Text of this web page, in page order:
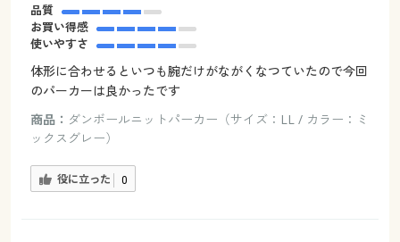
品質
お買い得感
使いやすさ
体形に合わせるといつも腕だけがながくなつていたので今回
のパーカーは良かったです
商品： ダンボールニットパーカー（サイズ：LL / カラー：ミ
ックスグレー）
役に立った 0